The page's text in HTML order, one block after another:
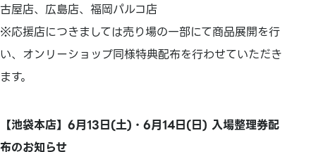
古屋店、広島店、福岡パルコ店
※応援店につきましては売り場の一部にて商品展開を行
い、オンリーショップ同様特典配布を行わせていただき
ます。
【池袋本店】6月13日(土)・6月14日(日) 入場整理券配
布のお知らせ